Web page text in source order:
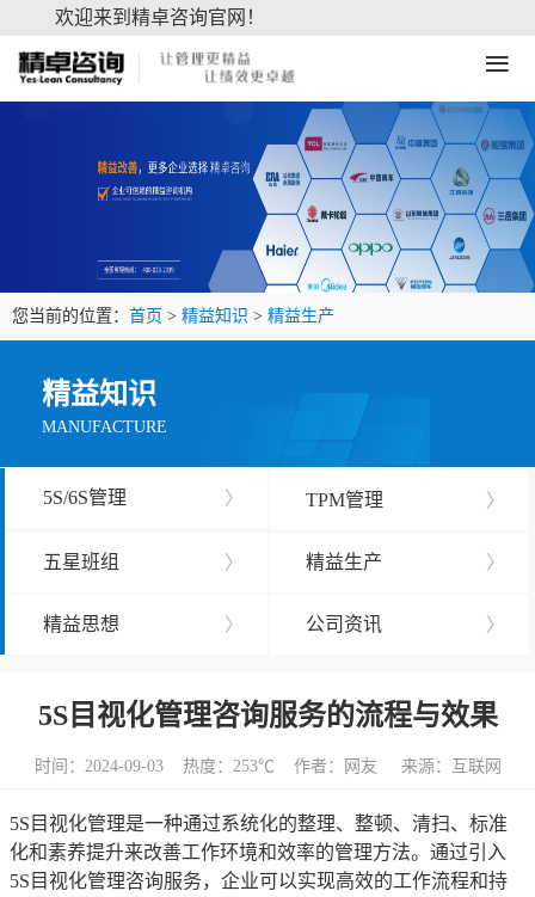
欢迎来到精卓咨询官网！
≡
您当前的位置： 首页 > 精益知识 > 精益生产
精益知识
MANUFACTURE
5S/6S管理 〉 TPM管理 〉
五星班组 〉 精益生产 〉
精益思想 〉 公司资讯 〉
5S目视化管理咨询服务的流程与效果
时间：2024-09-03 热度： 253℃ 作者：网友 来源：互联网
5S目视化管理是一种通过系统化的整理、整顿、清扫、标准
化和素养提升来改善工作环境和效率的管理方法。通过引入
5S目视化管理咨询服务，企业可以实现高效的工作流程和持